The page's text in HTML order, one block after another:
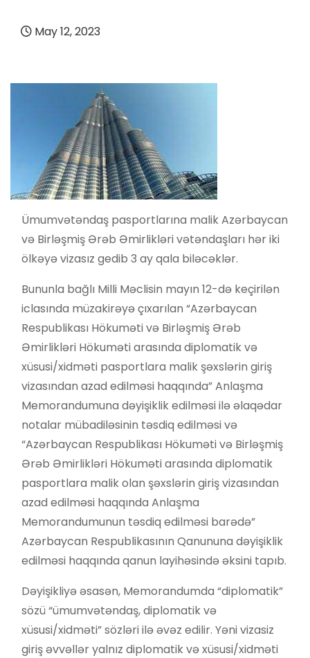
May 12, 2023
Ümumvətəndaş pasportlarına malik Azərbaycan
və Birləşmiş Ərəb Əmirlikləri vətəndaşları hər iki
ölkəyə vizasız gedib 3 ay qala biləcəklər.
Bununla bağlı Milli Məclisin mayın 12-də keçirilən
iclasında müzakirəyə çıxarılan “Azərbaycan
Respublikası Hökuməti və Birləşmiş Ərəb
Əmirlikləri Hökuməti arasında diplomatik və
xüsusi/xidməti pasportlara malik şəxslərin giriş
vizasından azad edilməsi haqqında” Anlaşma
Memorandumuna dəyişiklik edilməsi ilə əlaqədar
notalar mübadiləsinin təsdiq edilməsi və
“Azərbaycan Respublikası Hökuməti və Birləşmiş
Ərəb Əmirlikləri Hökuməti arasında diplomatik
pasportlara malik olan şəxslərin giriş vizasından
azad edilməsi haqqında Anlaşma
Memorandumunun təsdiq edilməsi barədə”
Azərbaycan Respublikasının Qanununa dəyişiklik
edilməsi haqqında qanun layihəsində əksini tapıb.
Dəyişikliyə əsasən, Memorandumda “diplomatik”
sözü “ümumvətəndaş, diplomatik və
xüsusi/xidməti” sözləri ilə əvəz edilir. Yəni vizasiz
giriş əvvəllər yalnız diplomatik və xüsusi/xidməti